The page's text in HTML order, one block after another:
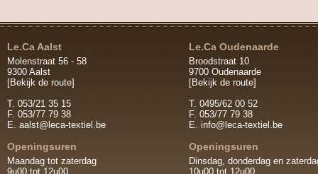
Le.Ca Aalst
Molenstraat 56 - 58
9300 Aalst
[Bekijk de route]
T. 053/21 35 15
F. 053/77 79 38
E. aalst@leca-textiel.be
Openingsuren
Maandag tot zaterdag
9u00 tot 12u00
Le.Ca Oudenaarde
Broodstraat 10
9700 Oudenaarde
[Bekijk de route]
T. 0495/62 00 52
F. 053/77 79 38
E. info@leca-textiel.be
Openingsuren
Dinsdag, donderdag en
10u00 tot 12u00